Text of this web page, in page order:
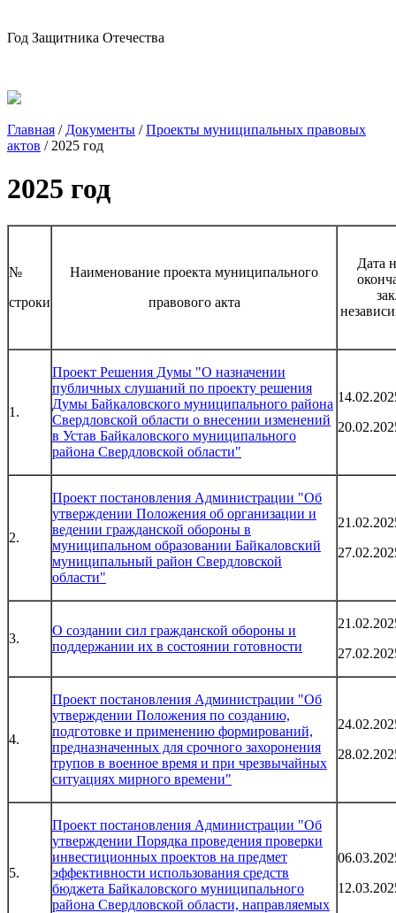
Год Защитника Отечества
Главная / Документы /Проекты муниципальных правовых
актов / 2025 год
2025 год
№
строки
Наименование проекта муниципального
правового акта
Дата
1.
Проект Решения Думы "О назначении
публичных слушаний по проекту решения
Думы Байкаловского муниципального района
Свердловской области о внесении изменений
в Устав Байкаловского муниципального
района Свердловской области"
2.
Проект постановления Администрации "Об
утверждении Положения об организации и
ведении гражданской обороны в
муниципальном образовании Байкаловский
муниципальный район Свердловской
области"
3.
О создании сил гражданской обороны и
поддержании их в состоянии готовности
4.
Проект постановления Администрации "Об
утверждении Положения по созданию,
подготовке и применению формирований,
предназначенных для срочного захоронения
трупов в военное время и при чрезвычайных
ситуациях мирного времени"
5.
Проект постановления Администрации "Об
утверждении Порядка проведения проверки
инвестиционных проектов на предмет
эффективности использования средств
бюджета Байкаловского муниципального
района Свердловской области, направляемых